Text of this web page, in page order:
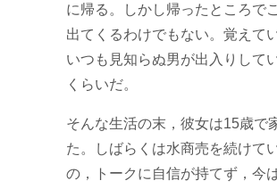
に帰る。しかし帰ったところで
出てくるわけでもない。覚えて
いつも見知らぬ男が出入りして
くらいだ。
そんな生活の末，彼女は15歳で
た。しばらくは水商売を続けて
の，トークに自信が持てず，今